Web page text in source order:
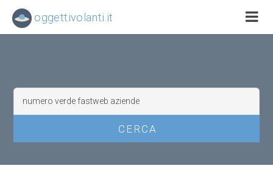
oggettivolanti.it